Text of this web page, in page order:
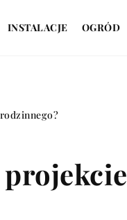
INSTALACJE OGRÓD